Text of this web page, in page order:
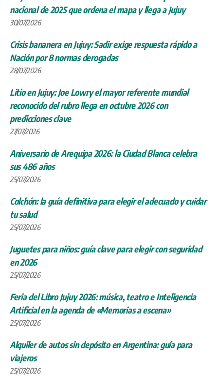
nacional de 2025 que ordena el mapa y llega a Jujuy
30/07/2026
Crisis bananera en Jujuy: Sadir exige respuesta rápido a
Nación por 8 normas derogadas
28/07/2026
Litio en Jujuy: Joe Lowry el mayor referente mundial
reconocido del rubro llega en octubre 2026 con
predicciones clave
27/07/2026
Aniversario de Arequipa 2026: la Ciudad Blanca celebra
sus 486 años
25/07/2026
Colchón: la guía definitiva para elegir el adecuado y cuidar
tu salud
25/07/2026
Juguetes para niños: guía clave para elegir con seguridad
en 2026
25/07/2026
Feria del Libro Jujuy 2026: música, teatro e Inteligencia
Artificial en la agenda de «Memorias a escena»
25/07/2026
Alquiler de autos sin depósito en Argentina: guía para
viajeros
25/07/2026